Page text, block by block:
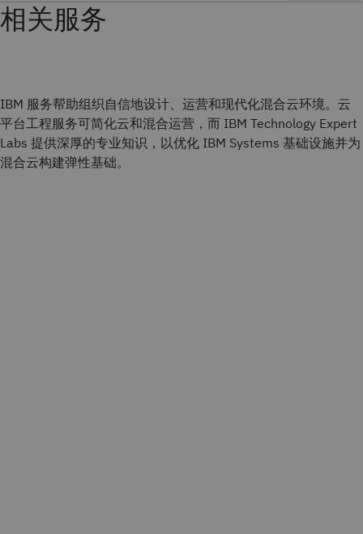
相关服务
IBM 服务帮助组织自信地设计、运营和现代化混合云环境。云
平台工程服务可简化云和混合运营，而 IBM Technology Expert
Labs 提供深厚的专业知识，以优化 IBM Systems 基础设施并为
混合云构建弹性基础。